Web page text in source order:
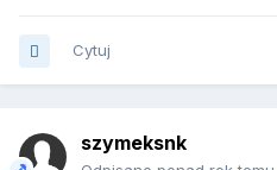
Cytuj
szymeksnk